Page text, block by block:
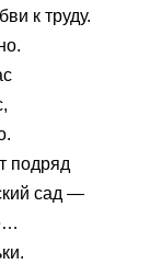
к труду.
подряд
сад —